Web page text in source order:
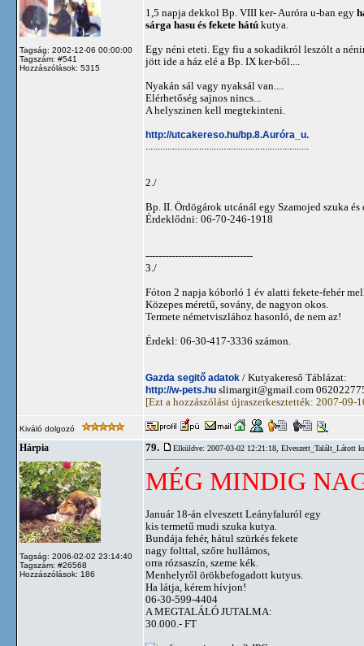
Tagság: 2002-12-06 00:00:00
Tagszám: #541
Hozzászólások: 5315
1,5 napja dekkol Bp. VIII ker- Auróra u-ban egy
sárga hasu és fekete hátú kutya.
Egy néni eteti. Egy fiu a sokadikról leszólt a
jött ide a ház elé a Bp. IX ker-ből....
Nyakán sál vagy nyaksál van....
Elérhetőség sajnos nincs...
A helyszinen kell megtekinteni.
http://utcakereso.hu/bp.8.Auróra_u.
2./
Bp. II. Ördögárok utcánál egy Szamojed szuka
Érdeklődni: 06-70-246-1918
---------------------------------
3./
Fóton 2 napja kóborló 1 év alatti fekete-fehér
Közepes méretű, sovány, de nagyon okos.
Termete németviszlához hasonló, de nem az!
Érdekl: 06-30-417-3336 számon.
Gazda segitő adatok / Kutyakereső Táblázat:
http://w-pets.hu slimargit@gmail.com
[Ezt a hozzászólást újraszerkesztették: 2007-09-
Kiváló dolgozó
Hárpia
Tagság: 2006-02-02 23:14:40
Tagszám: #26568
Hozzászólások: 186
79. Elküldve: 2007-03-02 12:21:18, Elveszett_Talált_Látott
MÉG MINDIG
Január 18-án elveszett Leányfaluról egy
kis termetű mudi szuka kutya.
Bundája fehér, hátul szürkés fekete
nagy folttal, szőre hullámos,
orra rózsaszín, szeme kék.
Menhelyről örökbefogadott kutyus.
Ha látja, kérem hívjon!
06-30-599-4404
A MEGTALÁLÓ JUTALMA:
30.000.- FT